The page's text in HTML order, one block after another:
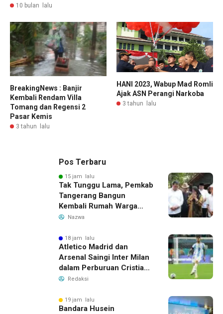
10 bulan lalu
BreakingNews : Banjir
Kembali Rendam Villa
Tomang dan Regensi 2
Pasar Kemis
3 tahun lalu
HANI 2023, Wabup Mad Romli
Ajak ASN Perangi Narkoba
3 tahun lalu
Pos Terbaru
15 jam lalu
Tak Tunggu Lama, Pemkab
Tangerang Bangun
Kembali Rumah Warga
yang Roboh Akibat Puting
Nazwa
18 jam lalu
Atletico Madrid dan
Arsenal Saingi Inter Milan
dalam Perburuan Cristian
Romero, Transfer Bek
Redaksi
19 jam lalu
Bandara Husein